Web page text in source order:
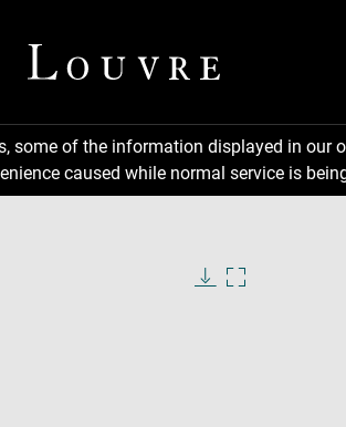
some of the information displayed in
caused while normal service is